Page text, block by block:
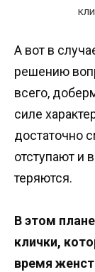
А вот в
решению
всего,
силе
достаточно
отступают и
теряются.
В этом
клички,
время